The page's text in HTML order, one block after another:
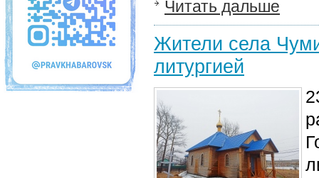
Читать дальше
Жители села
литургией